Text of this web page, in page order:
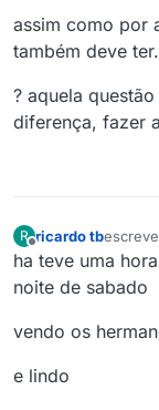
assim como por
também deve
? aquela
diferença, fazer
R
Offline
ricardo tb
última
ha teve uma
noite de sabado
vendo os
e lindo